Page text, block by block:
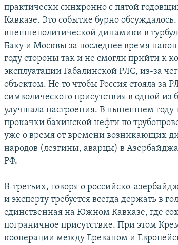
практически синхронно с пятой
Кавказе. Это событие бурно
внешнеполитической динамики в
Баку и Москвы за последнее время
году стороны так и не смогли прийти к
эксплуатации Габалинской РЛС, из-за
объектом. Не то чтобы Россия стояла за
символического присутствия в одной
улучшала настроения. В нынешнем году
прокачки бакинской нефти по
уже о время от времени возникающих
народов (лезгины, аварцы) в
РФ.
В-третьих, говоря о российско-
и эксперту требуется всегда держать в
единственная на Южном Кавказе, где
пограничное присутствие. При этом
кооперации между Ереваном и